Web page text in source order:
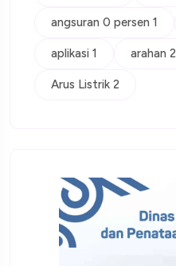
angsuran 0 persen 1
aplikasi 1 arahan 2
Arus Listrik 2